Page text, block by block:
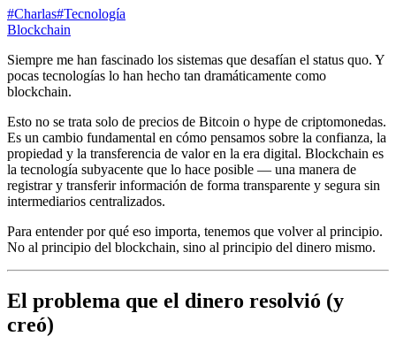
#Charlas#Tecnología
Blockchain
Siempre me han fascinado los sistemas que desafían el status quo. Y
pocas tecnologías lo han hecho tan dramáticamente como
blockchain.
Esto no se trata solo de precios de Bitcoin o hype de criptomonedas.
Es un cambio fundamental en cómo pensamos sobre la confianza, la
propiedad y la transferencia de valor en la era digital. Blockchain es
la tecnología subyacente que lo hace posible — una manera de
registrar y transferir información de forma transparente y segura sin
intermediarios centralizados.
Para entender por qué eso importa, tenemos que volver al principio.
No al principio del blockchain, sino al principio del dinero mismo.
El problema que el dinero resolvió (y
creó)